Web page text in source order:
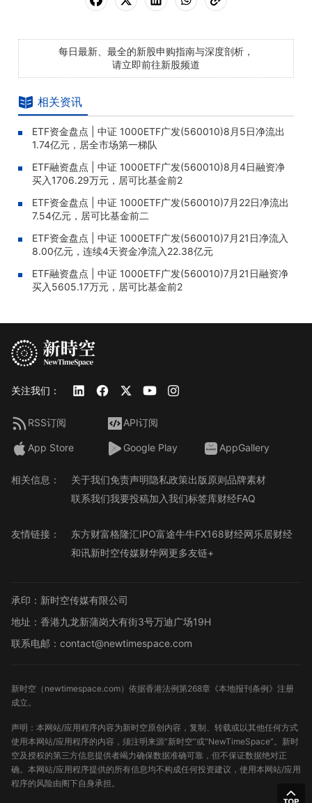
每日最新、最全的新股申购指南与深度剖析，
请立即前往新股频道
相关资讯
ETF资金盘点 | 中证 1000ETF广发(560010)8月5日净流出
1.74亿元，居全市场第一梯队
ETF融资盘点 | 中证 1000ETF广发(560010)8月4日融资净
买入1706.29万元，居可比基金前2
ETF资金盘点 | 中证 1000ETF广发(560010)7月22日净流出
7.54亿元，居可比基金前二
ETF资金盘点 | 中证 1000ETF广发(560010)7月21日净流入
8.00亿元，连续4天资金净流入22.38亿元
ETF融资盘点 | 中证 1000ETF广发(560010)7月21日融资净
买入5605.17万元，居可比基金前2
关注我们：
RSS订阅 API订阅
App Store Google Play AppGallery
相关信息： 关于我们免责声明隐私政策出版原则品牌素材
联系我们我要投稿加入我们标签库财经FAQ
友情链接： 东方财富格隆汇IPO富途牛牛FX168财经网乐居财经
和讯新时空传媒财华网更多友链+
承印：新时空传媒有限公司
地址：香港九龙新蒲岗大有街3号万迪广场19H
联系电邮：contact@newtimespace.com
新时空（ newtimespace.com）依据香港法例第268章《本地报刊条例》注册
成立。
声明：本网站/应用程序内容为新时空原创内容，复制、转载或以其他任何方式
使用本网站/应用程序的内容，须注明来源“新时空”或“NewTimeSpace”。新时
空及授权的第三方信息提供者竭力确保数据准确可靠，但不保证数据绝对正
确。本网站/应用程序提供的所有信息均不构成任何投资建议，使用本网站/应用
程序的风险由阁下自身承担。